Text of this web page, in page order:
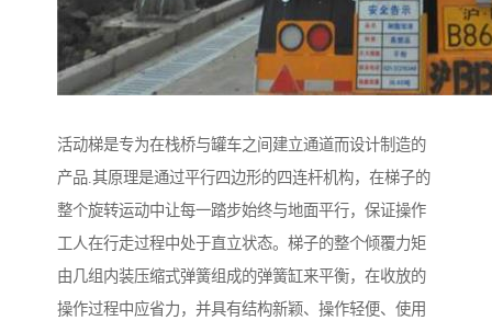
活动梯是专为在栈桥与罐车之间建立通道而设计制造的
产品.其原理是通过平行四边形的四连杆机构，在梯子的
整个旋转运动中让每一踏步始终与地面平行，保证操作
工人在行走过程中处于直立状态。梯子的整个倾覆力矩
由几组内装压缩式弹簧组成的弹簧缸来平衡，在收放的
操作过程中应省力，并具有结构新颖、操作轻便、使用